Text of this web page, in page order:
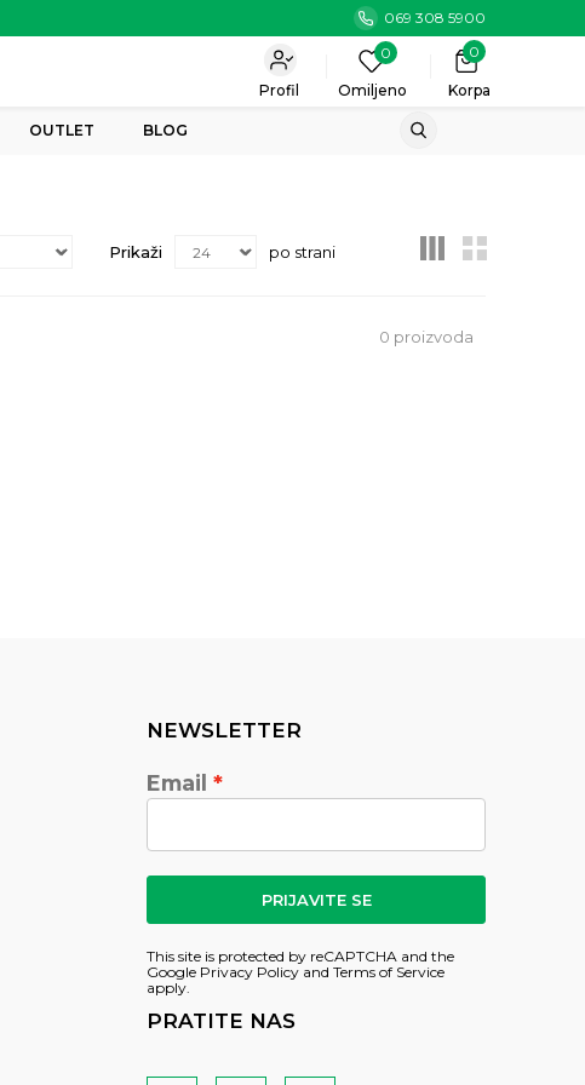
069 308 5900
Korpa
0
0
Omiljeno
Profil
OUTLET BLOG
Prikaži po strani
0 proizvoda
NEWSLETTER
Email
PRIJAVITE SE
This site is protected by reCAPTCHA and the
Google Privacy Policy and Terms of Service
apply.
PRATITE NAS